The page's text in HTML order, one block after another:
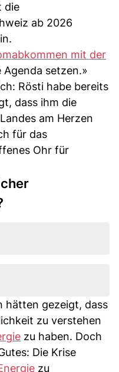
die
ab 2026
mit der
setzen.»
Rösti habe bereits
dass ihm die
am Herzen
für das
Ohr für
hätten gezeigt, dass
zu verstehen
zu haben. Doch
Die Krise
zu